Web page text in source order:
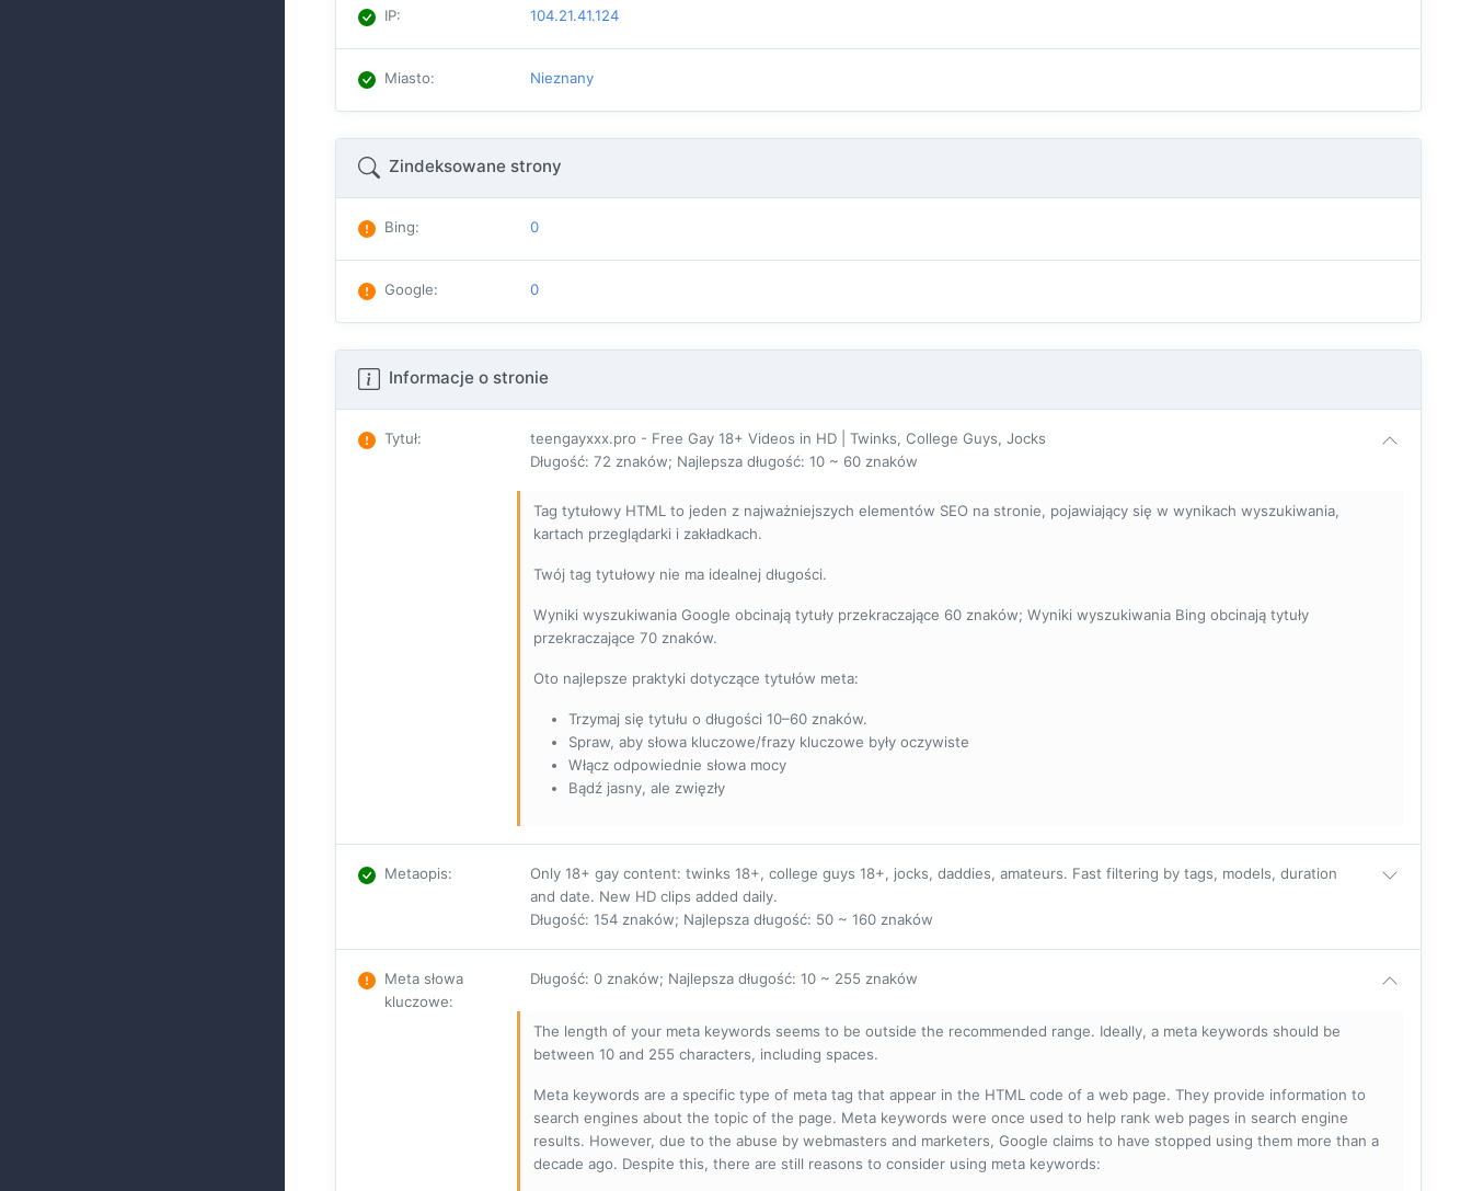
IP: 104.21.41.124
Miasto: Nieznany
Zindeksowane strony
Bing: 0
Google: 0
Informacje o stronie
Tytuł:
teengayxxx.pro - Free Gay 18+ Videos in HD | Twinks, College Guys, Jocks
Długość: 72 znaków; Najlepsza długość: 10 ~ 60 znaków
Tag tytułowy HTML to jeden z najważniejszych elementów SEO na stronie, pojawiający się w wynikach wyszukiwania,
kartach przeglądarki i zakładkach.
Twój tag tytułowy nie ma idealnej długości.
Wyniki wyszukiwania Google obcinają tytuły przekraczające 60 znaków; Wyniki wyszukiwania Bing obcinają tytuły
przekraczające 70 znaków.
Oto najlepsze praktyki dotyczące tytułów meta:
Trzymaj się tytułu o długości 10–60 znaków.
Spraw, aby słowa kluczowe/frazy kluczowe były oczywiste
Włącz odpowiednie słowa mocy
Bądź jasny, ale zwięzły
Metaopis:
Only 18+ gay content: twinks 18+, college guys 18+, jocks, daddies, amateurs. Fast filtering by tags, models, duration
and date. New HD clips added daily.
Długość: 154 znaków; Najlepsza długość: 50 ~ 160 znaków
Meta słowa
kluczowe:
Długość: 0 znaków; Najlepsza długość: 10 ~ 255 znaków
The length of your meta keywords seems to be outside the recommended range. Ideally, a meta keywords should be
between 10 and 255 characters, including spaces.
Meta keywords are a specific type of meta tag that appear in the HTML code of a web page. They provide information to
search engines about the topic of the page. Meta keywords were once used to help rank web pages in search engine
results. However, due to the abuse by webmasters and marketers, Google claims to have stopped using them more than a
decade ago. Despite this, there are still reasons to consider using meta keywords: